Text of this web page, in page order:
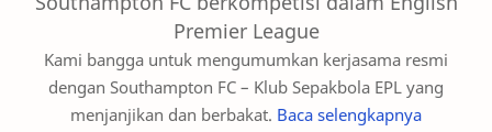
Premier League
Kami bangga untuk mengumumkan kerjasama resmi
dengan Southampton FC – Klub Sepakbola EPL yang
menjanjikan dan berbakat. Baca selengkapnya